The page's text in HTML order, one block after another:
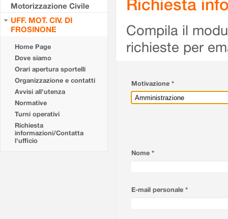
Motorizzazione Civile
UFF. MOT. CIV. DI
FROSINONE
Home Page
Dove siamo
Orari apertura sportelli
Organizzazione e contatti
Avvisi all'utenza
Normative
Turni operativi
Richiesta
informazioni/Contatta
l'ufficio
Richiesta
Compila il
richieste per
Motivazione *
Nome *
E-mail personale *